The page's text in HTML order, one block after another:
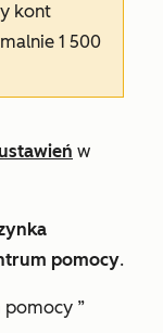
kont
1 500
w
pomocy.
pomocy ”